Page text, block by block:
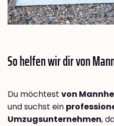
So helfen wir dir von
Du möchtest von
und suchst ein
Umzugsunternehmen,